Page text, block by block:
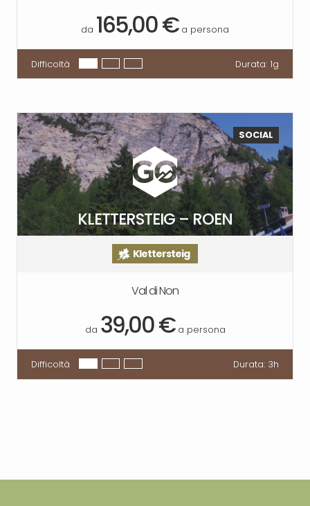
da 165,00 € a persona
Difficoltà Durata: 1g
KLETTERSTEIG – ROEN
SOCIAL
Klettersteig
Val di Non
da 39,00 € a persona
Difficoltà Durata: 3h